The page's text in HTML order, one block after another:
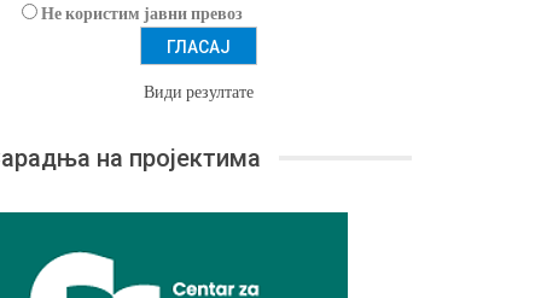
Не користим јавни превоз
Види резултате
на пројектима